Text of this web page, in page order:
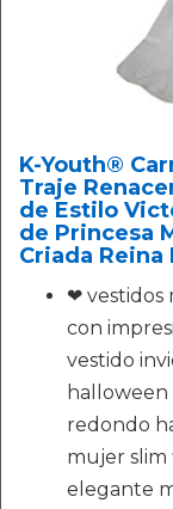
K-Youth®
Traje
de Estilo
de Princesa
Criada Reina
❤ vestidos
con
vestido
redondo
mujer
elegante